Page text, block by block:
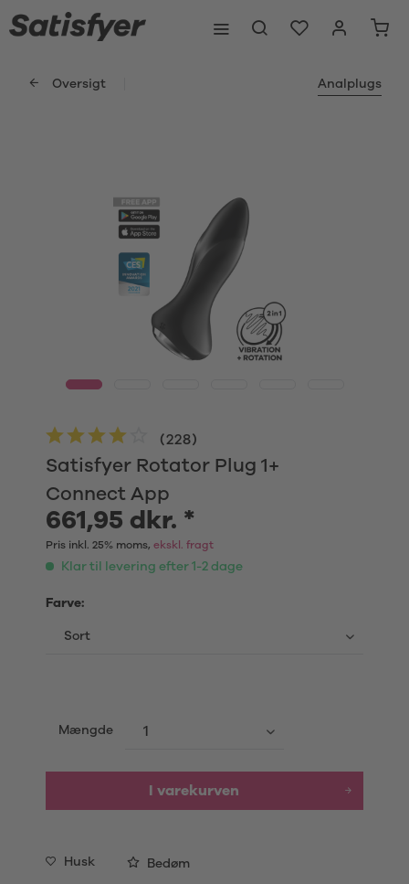
Oversigt Analplugs
Satisfyer Rotator Plug 1+
Connect App
(228)
661,95 dkr. *
Pris inkl. 25% moms, ekskl. fragt
Klar til levering efter 1-2 dage
Farve:
Mængde
I varekurven
Husk Bedøm